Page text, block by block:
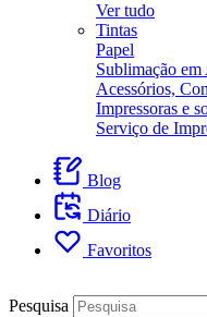
Ver tudo
Tintas
Papel
Sublimação
Acessórios,
Impressoras e
Serviço de
Blog
Diário
Favoritos
Pesquisa